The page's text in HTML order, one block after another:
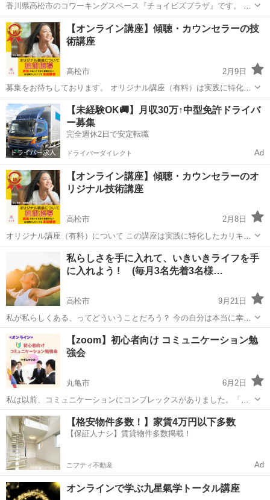
香川県高松市のコワーキングスペース『チョイビズプラザ』です。 当
所の会員事業者/法人を「まちの専門家」としてご紹介する、『チョイ
ビズプロ名鑑』を展開しています。 暮らしや仕事のお困りごとを、私
たちに相談してみませんか...
香川 高松市 マナー 文章
【オンライン講座】傾聴・カウンセラーの技
術講座
高松市
2月9日
募集をお待ちしております。 オリジナル講座（有料）は実践に特化し
たカリキュラムです。 近年、カウンセラーの需要が高まっています
が、 資格はあるけれど経験が不足している（ペーパーカウンセラ
ー）、 ご自身のスキル...
香川 高松市 話し方 講座
【未経験OK🚚】月収30万↑中型免許ドライバ
ー募集
完全週休2日で安定転職
ドライバーダイレクト Ad
【オンライン講座】傾聴・カウンセラーのオ
リジナル技術講座
高松市
2月8日
オリジナル講座（有料）について この講座は実践に特化したカリキュ
ラムを提供しています。 現代においてカウンセラーとしての需要が高
まる中、資格を持ちながらも経験が不 足している方々（いわゆるペー
パーカウンセラー）や、 ...
高松市 話し方 講座
私らしさを手に入れて、いきいきライフを手
に入れよう ! (毎月3名先着3名様…
高松市
9月21日
私が私らしくある、ってどういうことだろう？ 今の自分は本当に幸せ
といえるのか？ なにかの為に、誰かの為に、自分に偽って生きてはい
ないか？ 周りにいつも気を遣って、自分の言いたい事ややりたい事を
後回しにして人に譲...
香川 その他 セッション
【zoom】初心者向け コミュニケーション勉
強会
丸亀市
6月2日
私は以前、コミュニケーションにコンプレックスがありました。「コ
ミュニケーションは相性の良し悪しではなく、誰とでも安定的に良い
関係を作っていけるスキル」であることに気付きました！ コツとツボ
を知っているかいないかでコミュニケー...
香川 丸亀市 話し方 コミュニケーション
【格安物件多数！】家賃4万円以下多数
【保証人ナシ】賃貸物件多数掲載！
ニフティ不動産 Ad
オンラインで学ぶ九星氣学トータル講座